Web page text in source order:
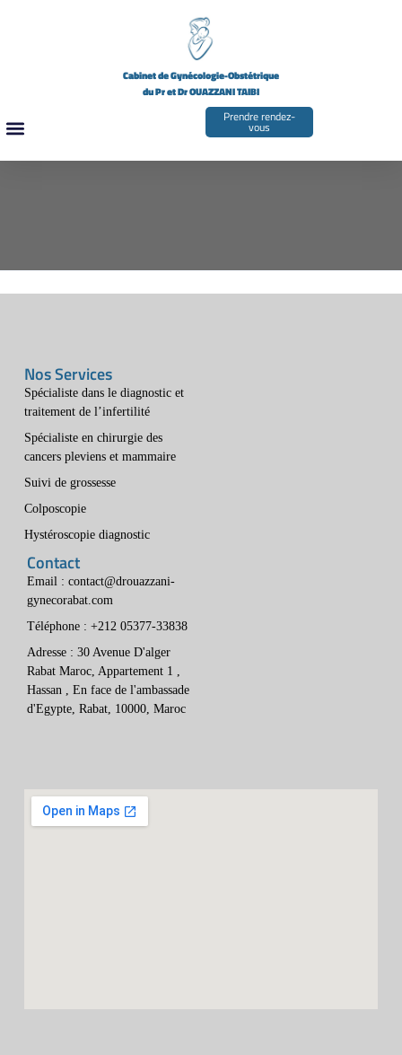
Cabinet de Gynécologie-Obstétrique
du Pr et Dr OUAZZANI TAIBI
Prendre rendez-
vous
Nos Services
Spécialiste dans le diagnostic et
traitement de l’infertilité
Spécialiste en chirurgie des
cancers pleviens et mammaire
Suivi de grossesse
Colposcopie
Hystéroscopie diagnostic
Contact
Email : contact@drouazzani-
gynecorabat.com
Téléphone : +212 05377-33838
Adresse : 30 Avenue D'alger
Rabat Maroc, Appartement 1 ,
Hassan , En face de l'ambassade
d'Egypte, Rabat, 10000, Maroc